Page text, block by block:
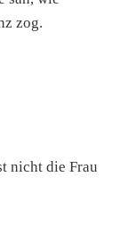
zog.
nicht die Frau